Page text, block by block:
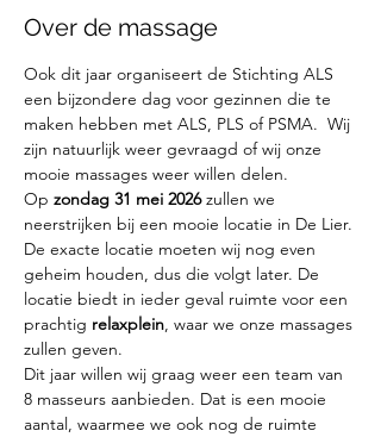
Over de massage
Ook dit jaar organiseert de Stichting ALS
een bijzondere dag voor gezinnen die te
maken hebben met ALS, PLS of PSMA.  Wij
zijn natuurlijk weer gevraagd of wij onze
mooie massages weer willen delen.
Op zondag 31 mei 2026 zullen we
neerstrijken bij een mooie locatie in De Lier.
De exacte locatie moeten wij nog even
geheim houden, dus die volgt later. De
locatie biedt in ieder geval ruimte voor een
prachtig relaxplein, waar we onze massages
zullen geven.
Dit jaar willen wij graag weer een team van
8 masseurs aanbieden. Dat is een mooie
aantal, waarmee we ook nog de ruimte